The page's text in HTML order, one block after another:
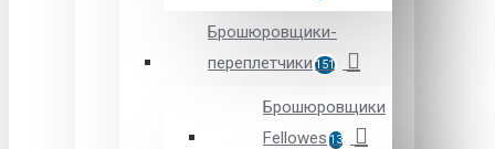
Брошюровщики-
переплетчики 151
Брошюровщики
Fellowes 13